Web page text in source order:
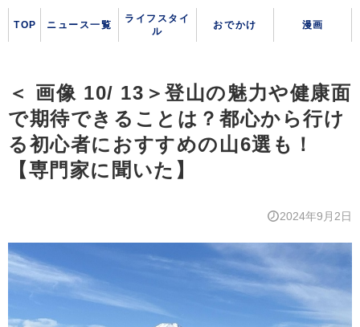
TOP ニュース一覧
ライフスタイ
ル
おでかけ 漫画
＜ 画像 10/ 13＞登山の魅力や健康面
で期待できることは？都心から行け
る初心者におすすめの山6選も！
【専門家に聞いた】
2024年9月2日